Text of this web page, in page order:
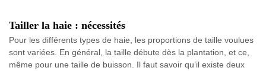
Tailler la haie : nécessités
Pour les différents types de haie, les proportions de taille voulues
sont variées. En général, la taille débute dès la plantation, et ce,
même pour une taille de buisson. Il faut savoir qu’il existe deux